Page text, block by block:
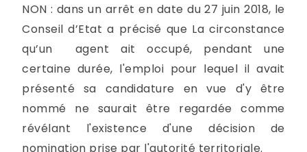
NON : dans un arrêt en date du 27 juin 2018, le
Conseil d’Etat a précisé que La circonstance
qu’un agent ait occupé, pendant une
certaine durée, l'emploi pour lequel il avait
présenté sa candidature en vue d'y être
nommé ne saurait être regardée comme
révélant l'existence d'une décision de
nomination prise par l'autorité territoriale.